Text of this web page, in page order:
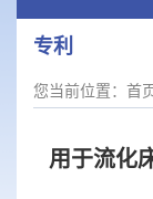
专利
您当前位置： 首
用于流化